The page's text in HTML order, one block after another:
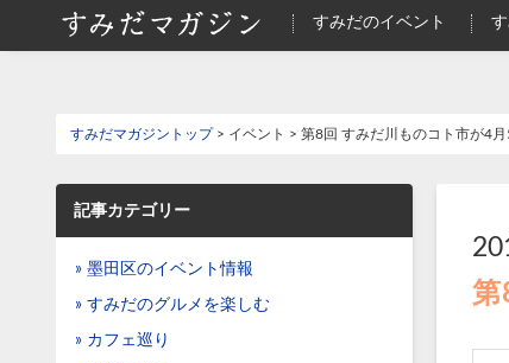
すみだのイベント
すみだマガジントップ> イベント > 第8回 すみだ川ものコト市が4月
第
記事カテゴリー
» 墨田区のイベント情報
» すみだのグルメを楽しむ
» カフェ巡り